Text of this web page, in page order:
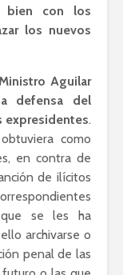
bien con los
los nuevos
Aguilar
defensa del
expresidentes.
como
en contra de
de ilícitos
se les ha
archivarse o
penal de las